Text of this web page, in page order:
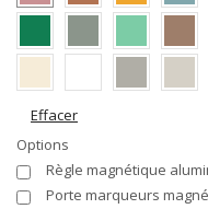
Effacer
Options
Règle magnétique
Porte marqueurs